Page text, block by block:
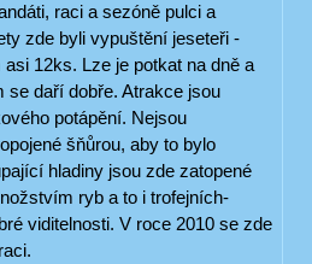
raci a sezóně pulci a
zde byli vypuštění jeseteři -
12ks. Lze je potkat na dně a
daří dobře. Atrakce jsou
potápění. Nejsou
šňůrou, aby to bylo
hladiny jsou zde zatopené
ryb a to i trofejních-
viditelnosti. V roce 2010 se zde